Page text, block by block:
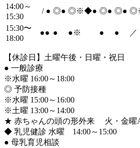
14:00～
15:30
/ ● ◎● ◎※◆● ◎● ◎●
15:30〜
18:00
●● ● ●※ ● ● ／
【休診日】土曜午後・日曜・祝日
● 一般診療
※水曜 16:00～18:00
◎ 予防接種
※水曜 15:00～16:00
※土曜 13:00～14:00
★ 赤ちゃんの頭の形外来 火・金曜
◆ 乳児健診 水曜 14:00～15:00
● 母乳育児相談